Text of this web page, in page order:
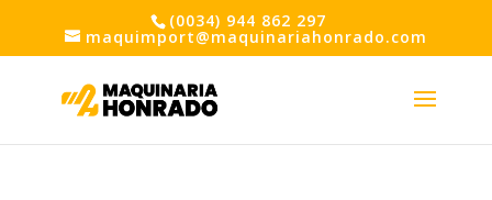
(0034) 944 862 297
maquimport@maquinariahonrado.com